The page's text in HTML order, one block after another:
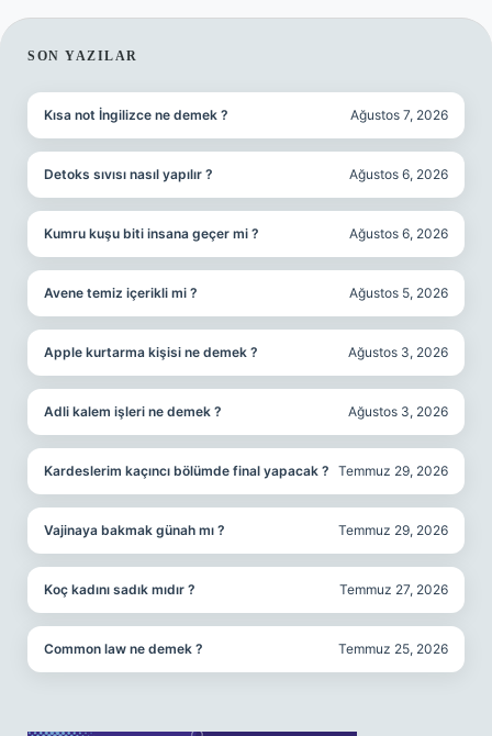
SIDEBAR
SON YAZILAR
Kısa not İngilizce ne demek ? Ağustos 7, 2026
Detoks sıvısı nasıl yapılır ? Ağustos 6, 2026
Kumru kuşu biti insana geçer mi ? Ağustos 6, 2026
Avene temiz içerikli mi ? Ağustos 5, 2026
Apple kurtarma kişisi ne demek ? Ağustos 3, 2026
Adli kalem işleri ne demek ? Ağustos 3, 2026
Kardeslerim kaçıncı bölümde final yapacak ? Temmuz 29, 2026
Vajinaya bakmak günah mı ? Temmuz 29, 2026
Koç kadını sadık mıdır ? Temmuz 27, 2026
Common law ne demek ? Temmuz 25, 2026